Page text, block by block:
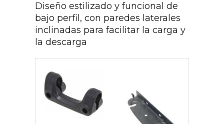
Diseño estilizado y funcional de
bajo perfil, con paredes laterales
inclinadas para facilitar la carga y
la descarga